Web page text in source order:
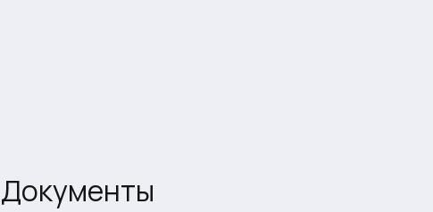
Документы